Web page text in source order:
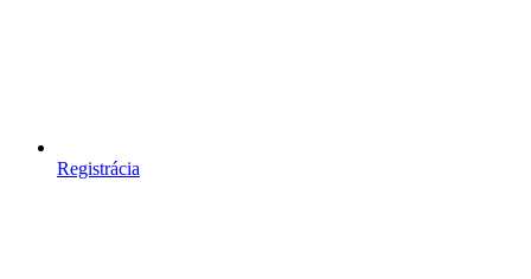
Registrácia